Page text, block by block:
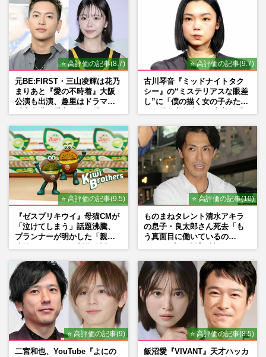
《TBS日曜劇場「がっかり」ランキング》
『グランメゾン東京』『華麗なる一族』木
村拓哉作品が3つもランクイ…
週刊女性2026年3月24日・31日号 2026/3/15
【神木隆之介 結婚】30年のキャリアが紡
ぐ！ 豪華すぎる“夢の招待客”にSNS騒然
神木隆之介・菅田将暉も！【花の93年組】
仲野太賀が大河主演掴んだ理由
週刊女性PRIME 2026/1/4
⭐ 高評価の記事(8.7)
元BE:FIRST・三山凌輝は花乃
まりあと『愛の不時着』大阪
公演も出演、趣里はドラマ
⭐ 高評価の記事(9.7)
古川琴音『ミッドナイトタク
シー』の“ミステリアスな眼差
し”に「僕の描く女の子みた
⭐ 高評価の記事(9.5)
『ゼスプリキウイ』母猫CMが
「泣けてしまう」話題沸騰、
プランナーが明かした「親に
⭐ 高評価の記事(10)
ものまねタレント清水アキラ
の息子・良太郎さん死去「も
う真面目に働いているの
⭐ 高評価の記事(9)
二宮和也、YouTube『よにの
⭐ 高評価の記事(8.5)
飯沼愛『VIVANT』天才ハッカ